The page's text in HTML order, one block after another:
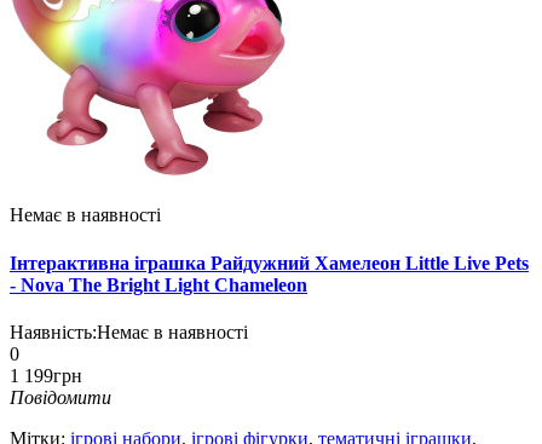
Немає в наявності
Інтерактивна іграшка Райдужний Хамелеон Little Live Pets
- Nova The Bright Light Chameleon
Наявність:Немає в наявності
0
1 199грн
Повідомити
Мітки: ігрові набори, ігрові фігурки, тематичні іграшки,